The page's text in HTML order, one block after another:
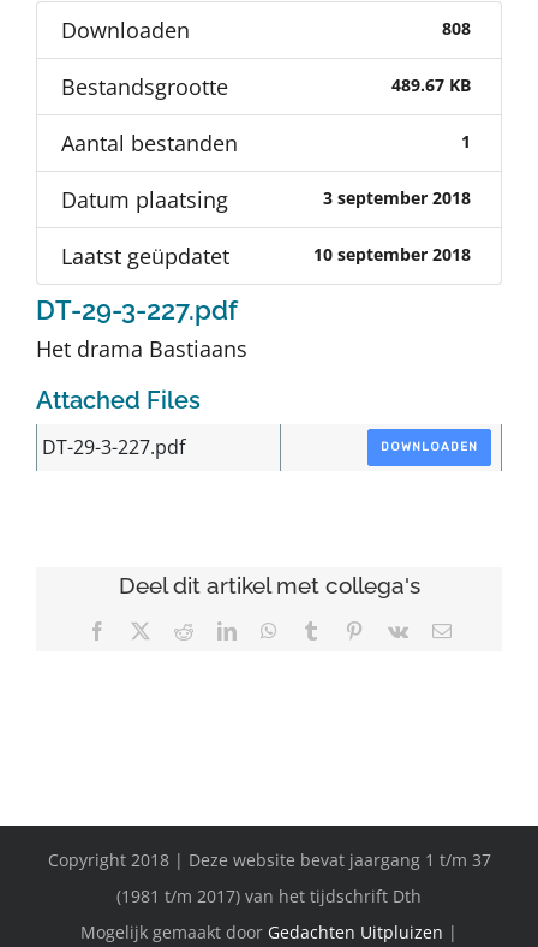
Over Dth
Contact
Downloaden 808
Bestandsgrootte 489.67 KB
Aantal bestanden 1
Datum plaatsing 3 september 2018
Laatst geüpdatet 10 september 2018
DT-29-3-227.pdf
Het drama Bastiaans
Attached Files
DT-29-3-227.pdf DOWNLOADEN
Deel dit artikel met collega's
Facebook RedditLinkedInWhatsApp
Tumblr Pinterest
Vk
E-
Copyright 2018 | Deze website bevat jaargang 1 t/m 37
(1981 t/m 2017) van het tijdschrift Dth
Mogelijk gemaakt door Gedachten Uitpluizen |